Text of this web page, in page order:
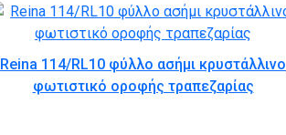
Reina 114/RL10 φύλλο ασήμι κρυστάλλινο
φωτιστικό οροφής τραπεζαρίας